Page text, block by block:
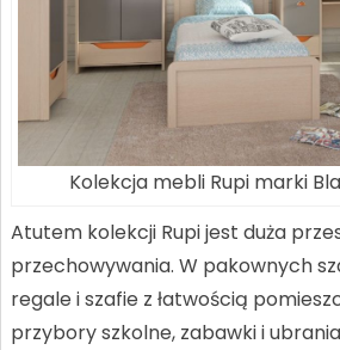
Kolekcja mebli Rupi marki
Atutem kolekcji Rupi jest duża
przechowywania. W pakownych
regale i szafie z łatwością
przybory szkolne, zabawki i